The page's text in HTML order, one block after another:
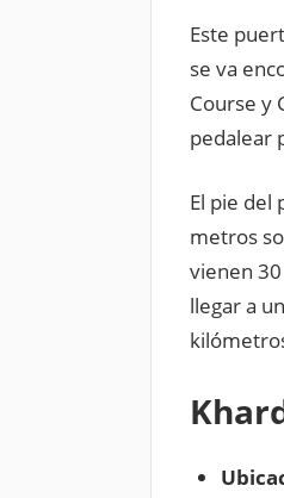
Este
se va
Course y
pedalear
El pie del
metros
vienen
llegar a